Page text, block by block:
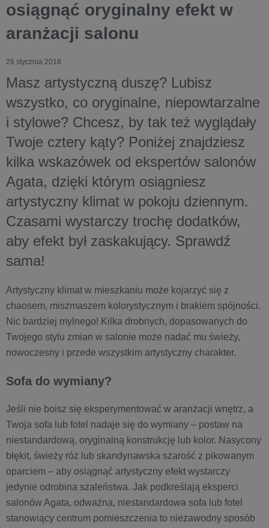
osiągnąć oryginalny efekt w
aranżacji salonu
26 stycznia 2018
Masz artystyczną duszę? Lubisz
wszystko, co oryginalne, niepowtarzalne
i stylowe? Chcesz, by tak też wyglądały
Twoje cztery kąty? Poniżej znajdziesz
kilka wskazówek od ekspertów salonów
Agata, dzięki którym osiągniesz
artystyczny klimat w pokoju dziennym.
Czasami wystarczy trochę dodatków,
aby efekt był zaskakujący. Sprawdź
sama!
Artystyczny klimat w mieszkaniu może kojarzyć się z
chaosem, miszmaszem kolorystycznym i brakiem spójności.
Nic bardziej mylnego! Kilka drobnych, dopasowanych do
Twojego stylu zmian w salonie może nadać mu świeży,
nowoczesny i przede wszystkim artystyczny charakter.
Sofa do wymiany?
Jeśli nie boisz się eksperymentować w aranżacji wnętrz, a
Twoja sofa lub fotel nadaje się do wymiany – postaw na
niestandardową, oryginalną konstrukcję lub kolor. Nasycony
błękit, świeży róż lub skandynawska szarość z pikowanym
oparciem – aby osiągnąć artystyczny efekt wystarczy
jedynie odrobina szaleństwa. Jak podkreślają eksperci
salonów Agata, odważna, niestandardowa sofa lub fotel
stanowiący centrum pomieszczenia to niezawodny sposób